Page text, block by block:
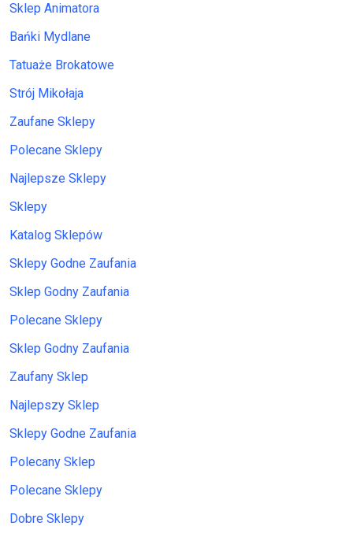
Sklep Animatora
Bańki Mydlane
Tatuaże Brokatowe
Strój Mikołaja
Zaufane Sklepy
Polecane Sklepy
Najlepsze Sklepy
Sklepy
Katalog Sklepów
Sklepy Godne Zaufania
Sklep Godny Zaufania
Polecane Sklepy
Sklep Godny Zaufania
Zaufany Sklep
Najlepszy Sklep
Sklepy Godne Zaufania
Polecany Sklep
Polecane Sklepy
Dobre Sklepy